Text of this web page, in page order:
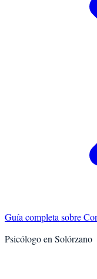
Guía completa sobre
Psicólogo en Solórzano